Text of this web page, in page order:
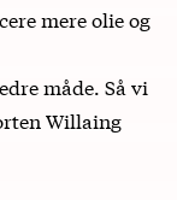
mere olie og
måde. Så vi
Willaing